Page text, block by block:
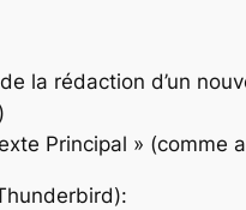
la rédaction d’un
Principal » (comme